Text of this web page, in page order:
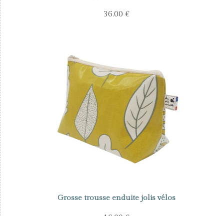
36.00 €
Grosse trousse enduite jolis vélos